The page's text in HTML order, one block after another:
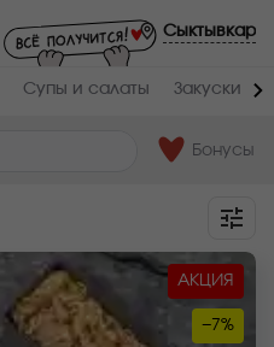
Сыктывкар
Супы и салаты Закуски
Бонусы
АКЦИЯ
−7%